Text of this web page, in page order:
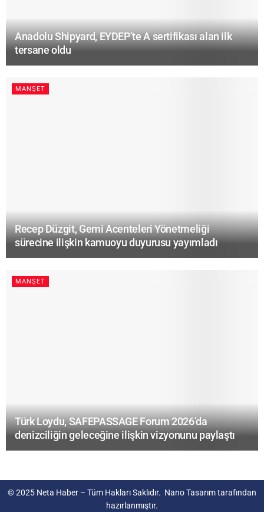
Anadolu Shipyard, EYDEP’te A sertifikası alan ilk
tersane oldu
MANŞET
Recep Düzgit, Gemi Acenteleri Yönetmeliği
sürecine ilişkin kamuoyu duyurusu yayımladı
MANŞET
Türk Loydu, SAFEPASSAGE Forum 2026’da
denizciliğin geleceğine ilişkin vizyonunu paylaştı
© 2025 Neta Haber – Tüm Hakları Saklıdır. Nano Tasarımtarafından
hazırlanmıştır.